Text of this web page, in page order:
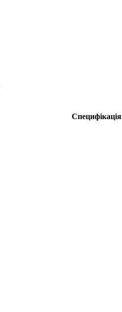
Специфікація